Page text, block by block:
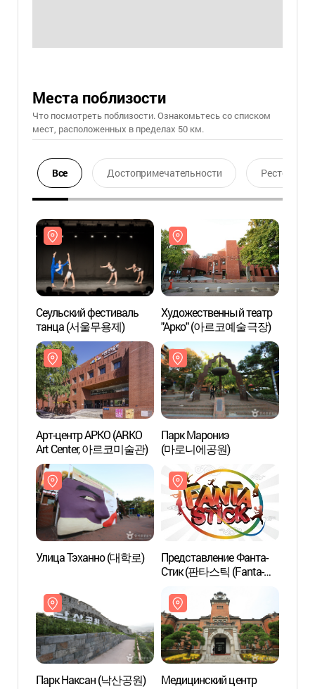
Места поблизости
Что посмотреть поблизости. Ознакомьтесь со списком
мест, расположенных в пределах 50 км.
Все Достопримечательности Ресторан
Сеульский фестиваль
танца (서울무용제)
Художественный театр
"Арко" (아르코예술극장)
Арт-центр АРКО (ARKO
Art Center, 아르코미술관)
Парк Марониэ
(마로니에공원)
Улица Тэханно (대학로)
Представление Фанта-
Стик (판타스틱 (Fanta-
Парк Наксан (낙산공원)
Медицинский центр